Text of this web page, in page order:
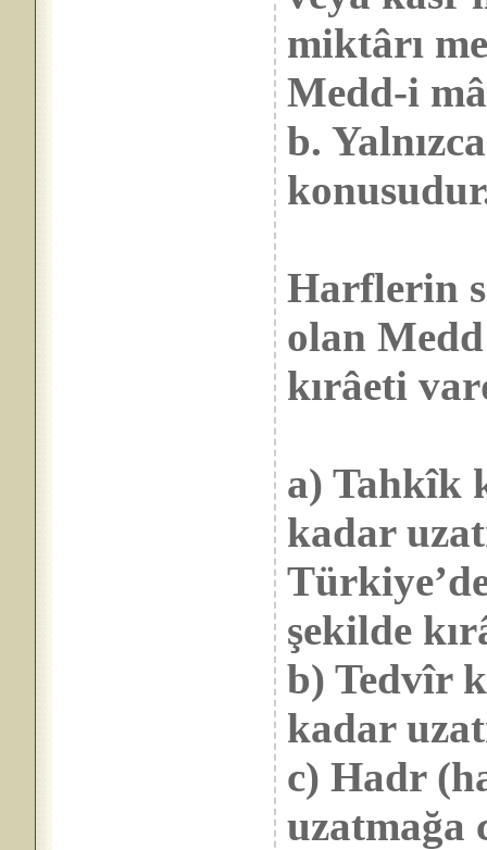
miktârı
Medd-i
b.
Harflerin
olan
kırâeti
a) Tahkîk
kadar
şekilde
b) Tedvîr
kadar
c) Hadr
uzatmağa